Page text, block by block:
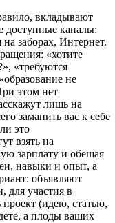
вкладывают
доступные каналы:
заборах, Интернет.
«хотите
«требуются
не
этом нет
лишь на
заманить вас к себе
это
взять на
зарплату и обещая
навыки и опыт, а
объявляют
для участия в
проект (идею, статью,
а плоды ваших